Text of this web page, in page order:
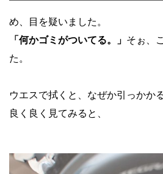
め、目を疑いました。
「何かゴミがついてる。」 そぉ、
た。
ウエスで拭くと、なぜか引っかかる
良く良く見てみると、